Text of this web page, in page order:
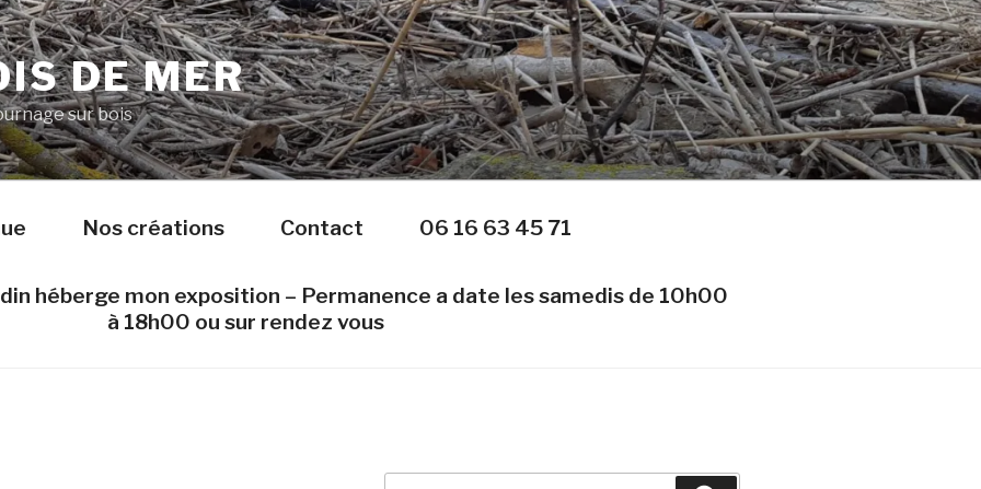
DE MER
sur bois
Nos créations Contact 06 16 63 45 71
héberge mon exposition – Permanence a date les samedis de 10h00
à 18h00 ou sur rendez vous